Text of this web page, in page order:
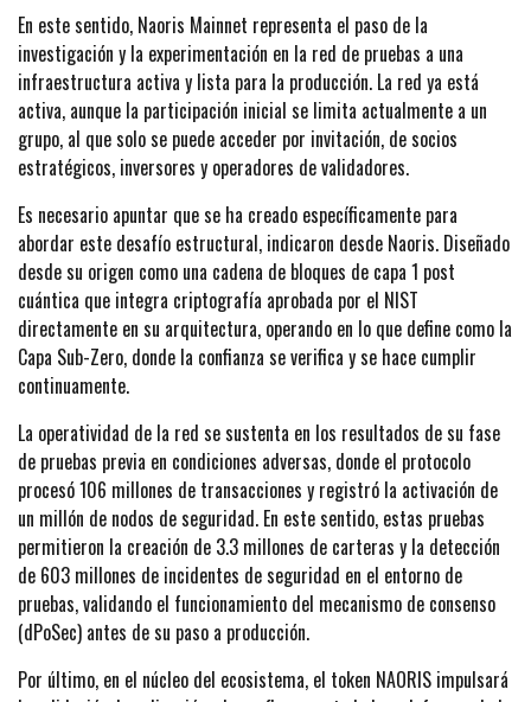
En este sentido, Naoris Mainnet representa el paso de la
investigación y la experimentación en la red de pruebas a una
infraestructura activa y lista para la producción. La red ya está
activa, aunque la participación inicial se limita actualmente a un
grupo, al que solo se puede acceder por invitación, de socios
estratégicos, inversores y operadores de validadores.
Es necesario apuntar que se ha creado específicamente para
abordar este desafío estructural, indicaron desde Naoris. Diseñado
desde su origen como una cadena de bloques de capa 1 post
cuántica que integra criptografía aprobada por el NIST
directamente en su arquitectura, operando en lo que define como la
Capa Sub-Zero, donde la confianza se verifica y se hace cumplir
continuamente.
La operatividad de la red se sustenta en los resultados de su fase
de pruebas previa en condiciones adversas, donde el protocolo
procesó 106 millones de transacciones y registró la activación de
un millón de nodos de seguridad. En este sentido, estas pruebas
permitieron la creación de 3.3 millones de carteras y la detección
de 603 millones de incidentes de seguridad en el entorno de
pruebas, validando el funcionamiento del mecanismo de consenso
(dPoSec) antes de su paso a producción.
Por último, en el núcleo del ecosistema, el token NAORIS impulsará